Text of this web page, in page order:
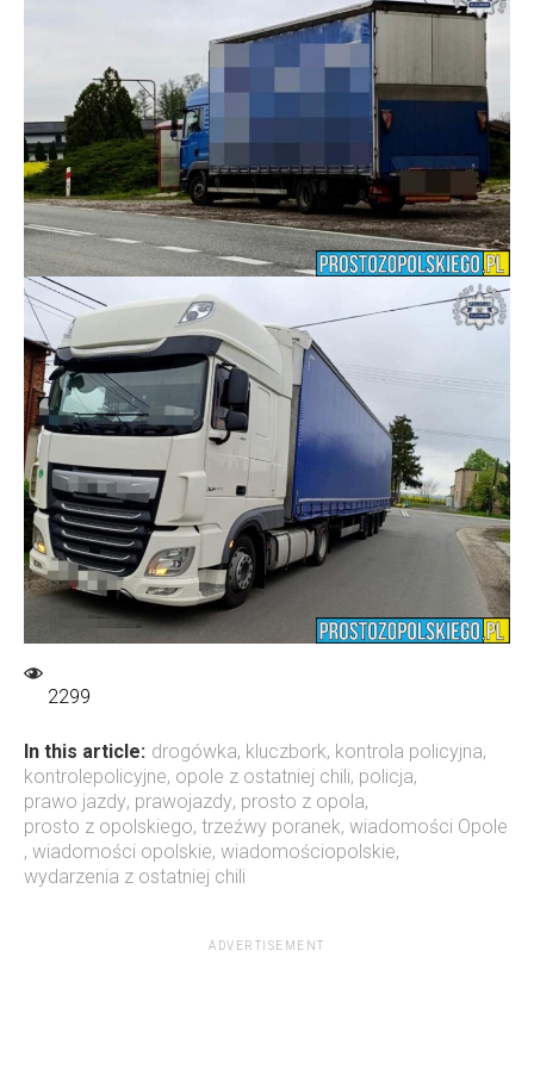
2299
In this article: drogówka, kluczbork, kontrola policyjna,
kontrolepolicyjne, opole z ostatniej chili, policja,
prawo jazdy, prawojazdy, prosto z opola,
prosto z opolskiego, trzeźwy poranek, wiadomości Opole
, wiadomości opolskie, wiadomościopolskie,
wydarzenia z ostatniej chili
ADVERTISEMENT